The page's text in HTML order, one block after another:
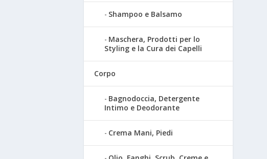
Shampoo e Balsamo
Maschera, Prodotti per lo
Styling e la Cura dei Capelli
Corpo
Bagnodoccia, Detergente
Intimo e Deodorante
Crema Mani, Piedi